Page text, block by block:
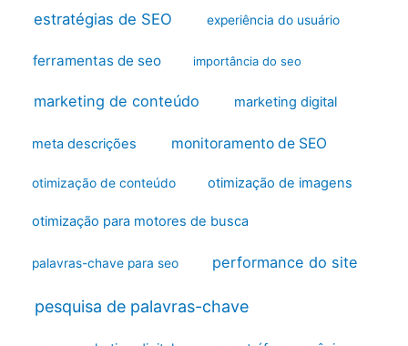
estratégias de SEO experiência do usuário
ferramentas de seo importância do seo
marketing de conteúdo marketing digital
meta descrições monitoramento de SEO
otimização de conteúdo otimização de imagens
otimização para motores de busca
palavras-chave para seo performance do site
pesquisa de palavras-chave